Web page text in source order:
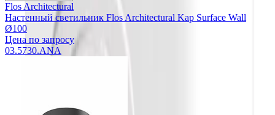
Flos Architectural
Настенный светильник Flos Architectural Kap Surface Wall
Ø100
Цена по запросу
03.5730.ANA